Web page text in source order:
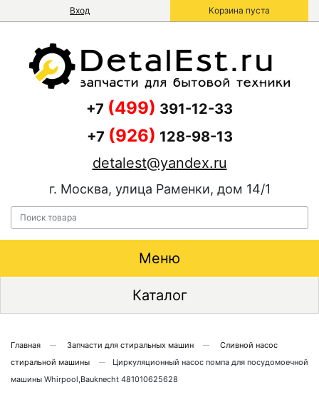
Вход Корзина пуста
+7 (499) 391-12-33
+7 (926) 128-98-13
detalest@yandex.ru
г. Москва, улица Раменки, дом 14/1
Меню
Каталог
Главная Запчасти для стиральных машин
Сливной насос
стиральной машины
Циркуляционный насос помпа для посудомоечной
машины Whirpool,Bauknecht 481010625628